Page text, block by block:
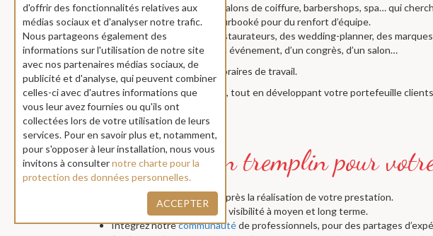
d'offrir des fonctionnalités relatives aux
médias sociaux et d'analyser notre trafic.
Nous partageons également des
informations sur l'utilisation de notre site
avec nos partenaires médias sociaux, de
publicité et d'analyse, qui peuvent combiner
celles-ci avec d'autres informations que
vous leur avez fournies ou qu'ils ont
collectées lors de votre utilisation de leurs
services. Pour en savoir plus et, notamment,
pour s'opposer à leur installation, nous vous
invitons à consulternotre charte pour la
protection des données personnelles.
ACCEPTER
Des instituts de beauté, salons de coiffure, barbershops, spa… qui
simplement au planning surbooké pour du renfort d’équipe.
Des conciergeries, des restaurateurs, des wedding-planner, des
ou récurrents, ou lors d’un événement, d’un congrès, d’un salon…
Fixez vos tarifs, définissez vos horaires de travail.
Bref, gardez votre indépendance, tout en développant votre portefeuille
Recevez votre paiement après la réalisation de votre prestation.
Bénéficiez d’une meilleure visibilité à moyen et long terme.
Intégrez notrecommunautéde professionnels, pour des partages